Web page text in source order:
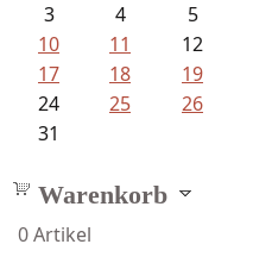
3
4 5
10
11 12
17
18 19
24
25 26
31
Warenkorb
0Artikel